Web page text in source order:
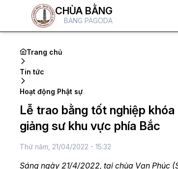
CHÙA BẰNG
BANG PAGODA
Trang chủ
Tin tức
Hoạt động Phật sự
Lễ trao bằng tốt nghiệp
giảng sư khu vực phía Bắc
Thứ năm, 21/04/2022 - 15:32
Sáng ngày 21/4/2022, tại chùa Vạn Phúc